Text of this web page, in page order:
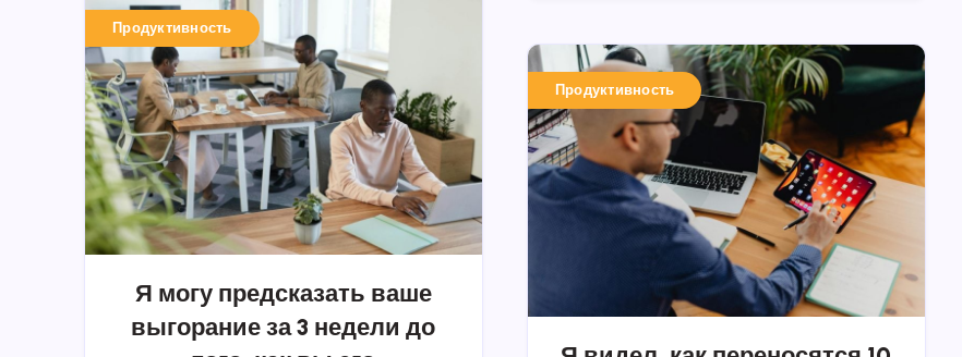
Продуктивность
Я могу предсказать ваше
выгорание за 3 недели до
Продуктивность